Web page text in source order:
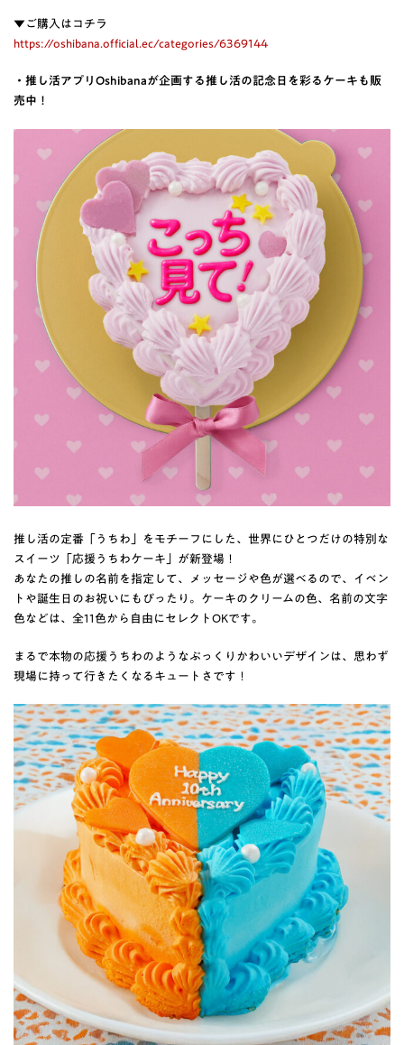
▼ご購入はコチラ
https://oshibana.official.ec/categories/6369144
・推し活アプリOshibanaが企画する推し活の記念日を彩るケーキも販
売中！
推し活の定番「うちわ」をモチーフにした、世界にひとつだけの特別な
スイーツ「応援うちわケーキ」が新登場！
あなたの推しの名前を指定して、メッセージや色が選べるので、イベン
トや誕生日のお祝いにもぴったり。ケーキのクリームの色、名前の文字
色などは、全11色から自由にセレクトOKです。
まるで本物の応援うちわのようなぷっくりかわいいデザインは、思わず
現場に持って行きたくなるキュートさです！